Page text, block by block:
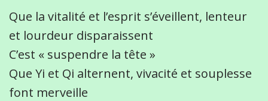
Que la vitalité et l’esprit s’éveillent, lenteur
et lourdeur disparaissent
C’est « suspendre la tête »
Que Yi et Qi alternent, vivacité et souplesse
font merveille